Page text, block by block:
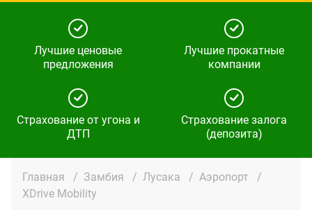
Лучшие ценовые
предложения
Лучшие прокатные
компании
Страхование от угона и
ДТП
Страхование залога
(депозита)
Главная / Замбия / Лусака / Аэропорт
/
XDrive Mobility